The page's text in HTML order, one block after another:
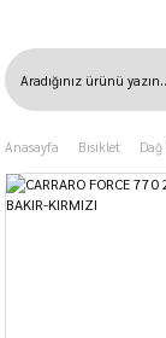
Anasayfa Bisiklet